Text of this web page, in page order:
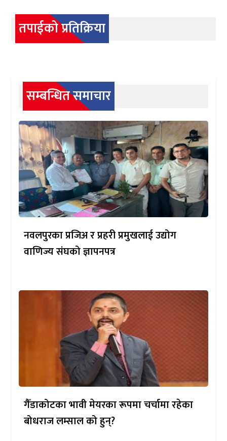
तपाईको प्रतिक्रिया
सम्बन्धित समाचार
नवलपुरका प्रजिअ र प्रहरी प्रमुखलाई उद्योग
वाणिज्य संघको ज्ञापनपत्र
गैँडाकोटका भावी मेयरका रूपमा चर्चामा रहेका
बोधराज लम्साल को हुन्?